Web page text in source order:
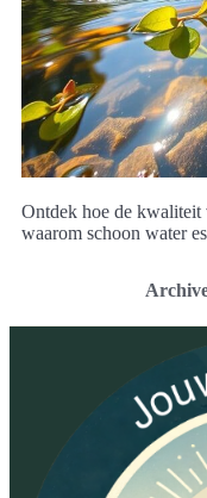
Ontdek hoe de kwaliteit
waarom schoon water